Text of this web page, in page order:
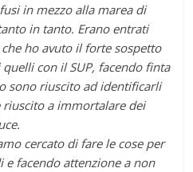
in mezzo alla marea di
in tanto. Erano entrati
ho avuto il forte sospetto
con il SUP, facendo finta
sono riuscito ad identificarli
a immortalare dei
cercato di fare le cose per
e facendo attenzione a non